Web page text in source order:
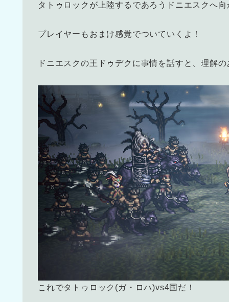
タトゥロックが上陸するであろうドニエスクへ
プレイヤーもおまけ感覚でついていくよ！
ドニエスクの王ドゥデクに事情を話すと、理解
これでタトゥロック(ガ・ロハ)vs4国だ！